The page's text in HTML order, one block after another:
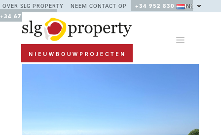
OVER SLG PROPERTY NEEM CONTACT OP
+34 952 830 378 /
+34 677 670 480
NL